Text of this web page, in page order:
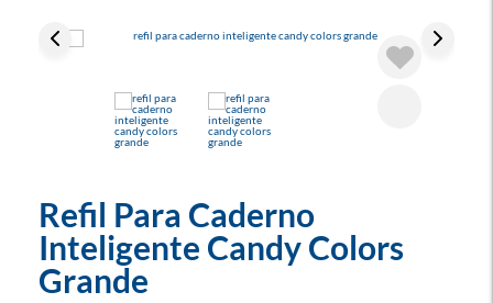
Refil Para Caderno
Inteligente Candy Colors
Grande